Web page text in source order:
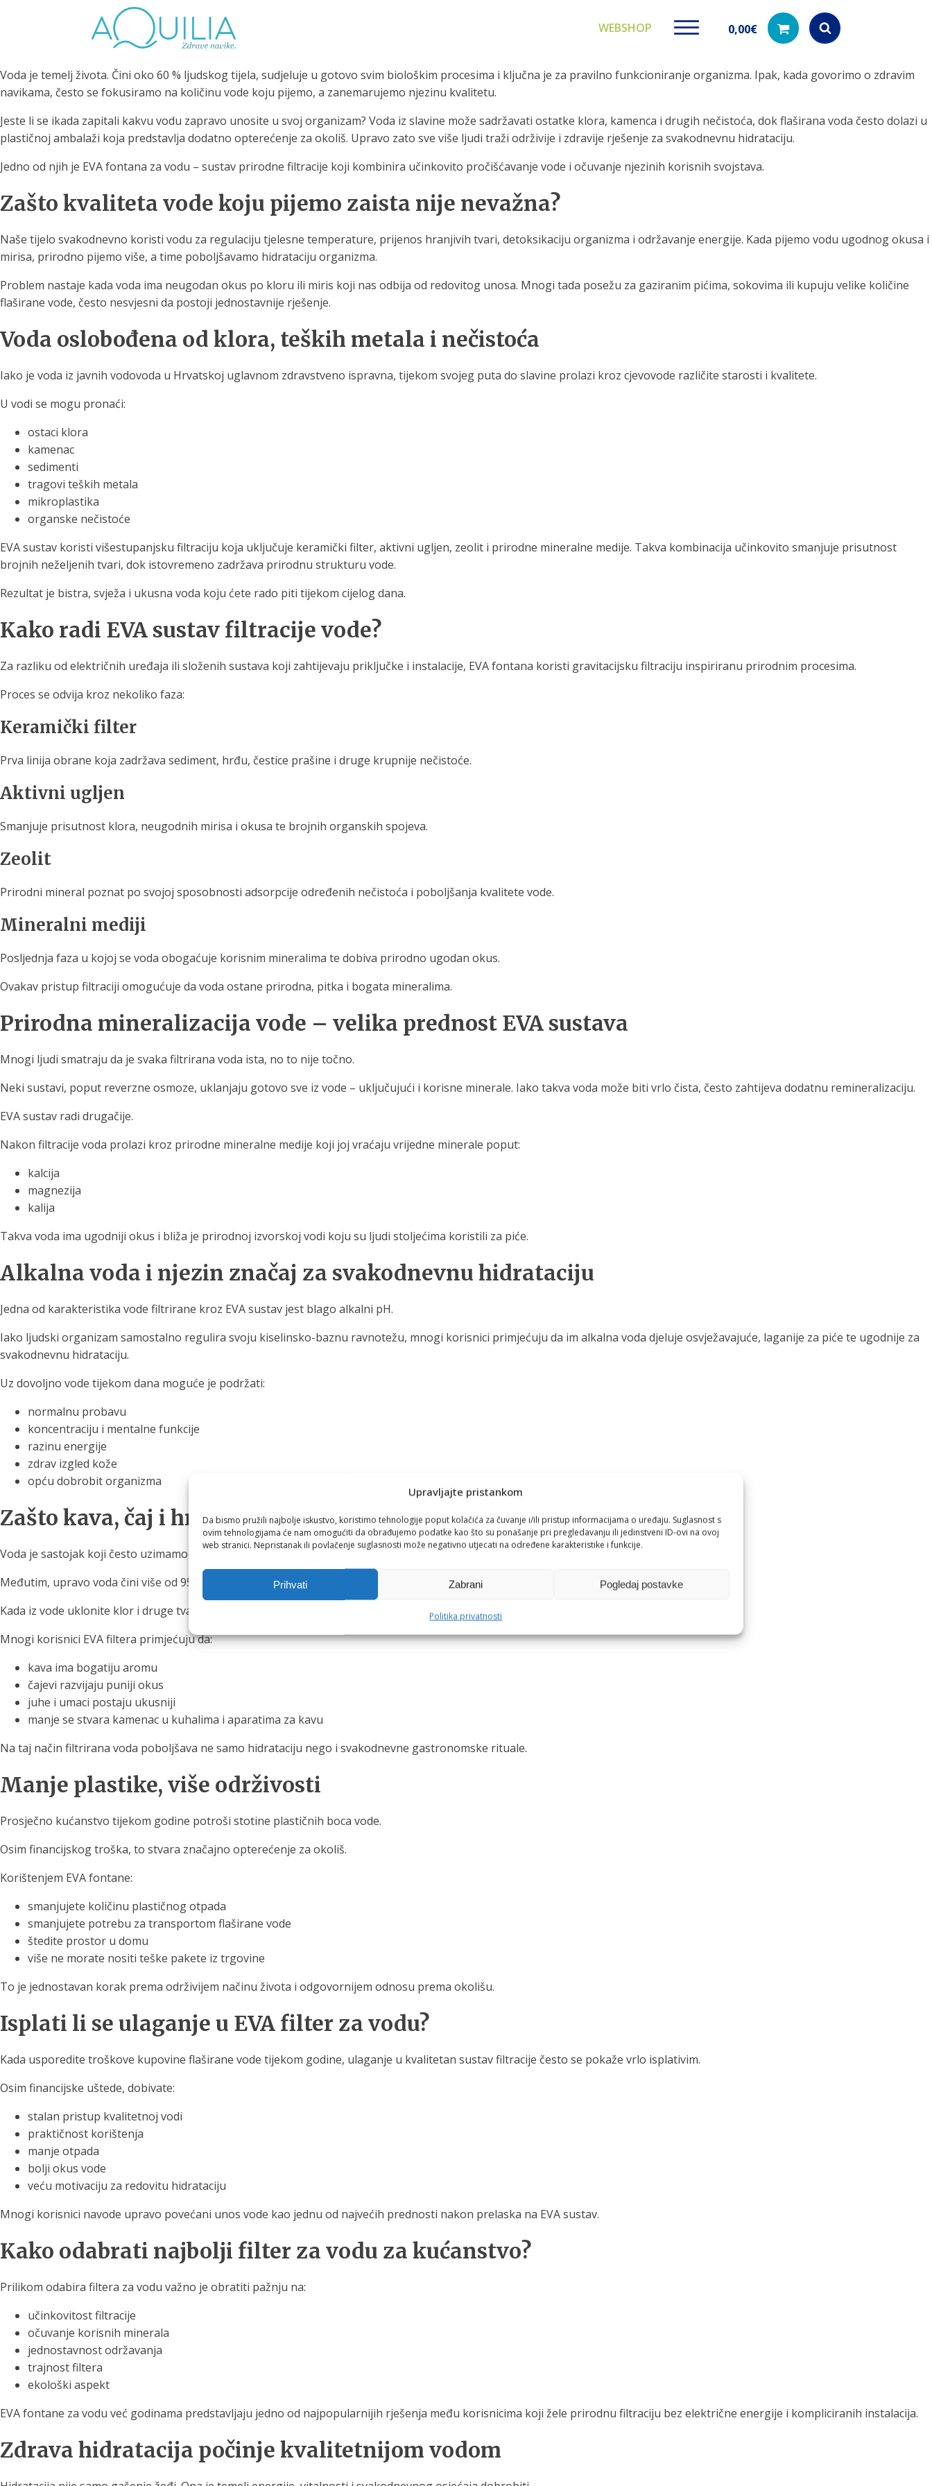
Upravljajte pristankom
Da bismo pružili najbolje iskustvo, koristimo tehnologije poput kolačića za čuvanje i/ili pristup informacijama o uređaju. Suglasnost s
ovim tehnologijama će nam omogućiti da obrađujemo podatke kao što su ponašanje pri pregledavanju ili jedinstveni ID-ovi na ovoj
web stranici. Nepristanak ili povlačenje suglasnosti može negativno utjecati na određene karakteristike i funkcije.
Prihvati Zabrani Pogledaj postavke
Politika privatnosti
WEBSHOP 0,00€
Products
Voda je temelj života. Čini oko 60 % ljudskog tijela, sudjeluje u gotovo svim biološkim procesima i ključna je za pravilno funkcioniranje organizma. Ipak, kada govorimo o zdravim
navikama, često se fokusiramo na količinu vode koju pijemo, a zanemarujemo njezinu kvalitetu.
Jeste li se ikada zapitali kakvu vodu zapravo unosite u svoj organizam? Voda iz slavine može sadržavati ostatke klora, kamenca i drugih nečistoća, dok flaširana voda često dolazi u
plastičnoj ambalaži koja predstavlja dodatno opterećenje za okoliš. Upravo zato sve više ljudi traži održivije i zdravije rješenje za svakodnevnu hidrataciju.
Jedno od njih je EVA fontana za vodu – sustav prirodne filtracije koji kombinira učinkovito pročišćavanje vode i očuvanje njezinih korisnih svojstava.
Zašto kvaliteta vode koju pijemo zaista nije nevažna?
Naše tijelo svakodnevno koristi vodu za regulaciju tjelesne temperature, prijenos hranjivih tvari, detoksikaciju organizma i održavanje energije. Kada pijemo vodu ugodnog okusa i
mirisa, prirodno pijemo više, a time poboljšavamo hidrataciju organizma.
Problem nastaje kada voda ima neugodan okus po kloru ili miris koji nas odbija od redovitog unosa. Mnogi tada posežu za gaziranim pićima, sokovima ili kupuju velike količine
flaširane vode, često nesvjesni da postoji jednostavnije rješenje.
Voda oslobođena od klora, teških metala i nečistoća
Iako je voda iz javnih vodovoda u Hrvatskoj uglavnom zdravstveno ispravna, tijekom svojeg puta do slavine prolazi kroz cjevovode različite starosti i kvalitete.
U vodi se mogu pronaći:
ostaci klora
kamenac
sedimenti
tragovi teških metala
mikroplastika
organske nečistoće
EVA sustav koristi višestupanjsku filtraciju koja uključuje keramički filter, aktivni ugljen, zeolit i prirodne mineralne medije. Takva kombinacija učinkovito smanjuje prisutnost
brojnih neželjenih tvari, dok istovremeno zadržava prirodnu strukturu vode.
Rezultat je bistra, svježa i ukusna voda koju ćete rado piti tijekom cijelog dana.
Kako radi EVA sustav filtracije vode?
Za razliku od električnih uređaja ili složenih sustava koji zahtijevaju priključke i instalacije, EVA fontana koristi gravitacijsku filtraciju inspiriranu prirodnim procesima.
Proces se odvija kroz nekoliko faza:
Keramički filter
Prva linija obrane koja zadržava sediment, hrđu, čestice prašine i druge krupnije nečistoće.
Aktivni ugljen
Smanjuje prisutnost klora, neugodnih mirisa i okusa te brojnih organskih spojeva.
Zeolit
Prirodni mineral poznat po svojoj sposobnosti adsorpcije određenih nečistoća i poboljšanja kvalitete vode.
Mineralni mediji
Posljednja faza u kojoj se voda obogaćuje korisnim mineralima te dobiva prirodno ugodan okus.
Ovakav pristup filtraciji omogućuje da voda ostane prirodna, pitka i bogata mineralima.
Prirodna mineralizacija vode – velika prednost EVA sustava
Mnogi ljudi smatraju da je svaka filtrirana voda ista, no to nije točno.
Neki sustavi, poput reverzne osmoze, uklanjaju gotovo sve iz vode – uključujući i korisne minerale. Iako takva voda može biti vrlo čista, često zahtijeva dodatnu remineralizaciju.
EVA sustav radi drugačije.
Nakon filtracije voda prolazi kroz prirodne mineralne medije koji joj vraćaju vrijedne minerale poput:
kalcija
magnezija
kalija
Takva voda ima ugodniji okus i bliža je prirodnoj izvorskoj vodi koju su ljudi stoljećima koristili za piće.
Alkalna voda i njezin značaj za svakodnevnu hidrataciju
Jedna od karakteristika vode filtrirane kroz EVA sustav jest blago alkalni pH.
Iako ljudski organizam samostalno regulira svoju kiselinsko-baznu ravnotežu, mnogi korisnici primjećuju da im alkalna voda djeluje osvježavajuće, laganije za piće te ugodnije za
svakodnevnu hidrataciju.
Uz dovoljno vode tijekom dana moguće je podržati:
normalnu probavu
koncentraciju i mentalne funkcije
razinu energije
zdrav izgled kože
opću dobrobit organizma
Zašto kava, čaj i hrana imaju bolji okus s filtriranom vodom?
Voda je sastojak koji često uzimamo zdravo za gotovo.
Međutim, upravo voda čini više od 95 % šalice kave ili čaja.
Kada iz vode uklonite klor i druge tvari koje utječu na okus, napici postaju aromatičniji i uravnoteženiji. Isto vrijedi i za kuhanje.
Mnogi korisnici EVA filtera primjećuju da:
kava ima bogatiju aromu
čajevi razvijaju puniji okus
juhe i umaci postaju ukusniji
manje se stvara kamenac u kuhalima i aparatima za kavu
Na taj način filtrirana voda poboljšava ne samo hidrataciju nego i svakodnevne gastronomske rituale.
Manje plastike, više održivosti
Prosječno kućanstvo tijekom godine potroši stotine plastičnih boca vode.
Osim financijskog troška, to stvara značajno opterećenje za okoliš.
Korištenjem EVA fontane:
smanjujete količinu plastičnog otpada
smanjujete potrebu za transportom flaširane vode
štedite prostor u domu
više ne morate nositi teške pakete iz trgovine
To je jednostavan korak prema održivijem načinu života i odgovornijem odnosu prema okolišu.
Isplati li se ulaganje u EVA filter za vodu?
Kada usporedite troškove kupovine flaširane vode tijekom godine, ulaganje u kvalitetan sustav filtracije često se pokaže vrlo isplativim.
Osim financijske uštede, dobivate:
stalan pristup kvalitetnoj vodi
praktičnost korištenja
manje otpada
bolji okus vode
veću motivaciju za redovitu hidrataciju
Mnogi korisnici navode upravo povećani unos vode kao jednu od najvećih prednosti nakon prelaska na EVA sustav.
Kako odabrati najbolji filter za vodu za kućanstvo?
Prilikom odabira filtera za vodu važno je obratiti pažnju na:
učinkovitost filtracije
očuvanje korisnih minerala
jednostavnost održavanja
trajnost filtera
ekološki aspekt
EVA fontane za vodu već godinama predstavljaju jedno od najpopularnijih rješenja među korisnicima koji žele prirodnu filtraciju bez električne energije i kompliciranih instalacija.
Zdrava hidratacija počinje kvalitetnijom vodom
Tuš glave
filtriranje vode za
tuširanje
Vrčevi za filtriranje
Potpuno prijenosno rješenje
za sigurnu i čistu vodu za piće
Boce za filtriranje
vode
Potpuno prijenosno rješenje
za sigurnu i čistu vodu za piće
Zamjenski dijelovi
Zamjenski dijelovi za naše
Akcijski paketi
Proizvodi na akciji
Ugradbeni filteri za